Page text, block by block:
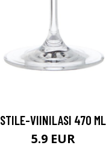
STILE-VIINILASI 470 ML
5.9 EUR